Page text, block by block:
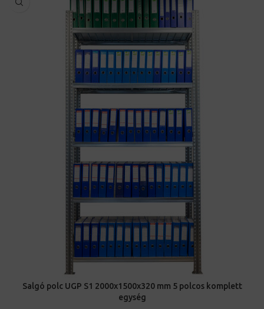
Salgó polc UGP S1 2000x1500x320 mm 5 polcos komplett
egység